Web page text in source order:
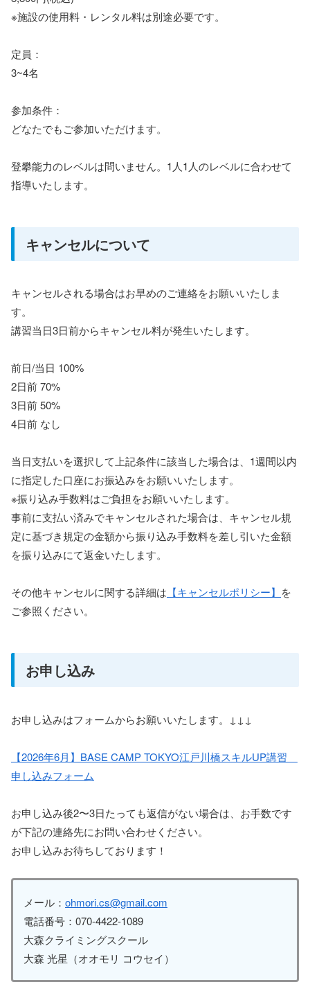
※施設の使用料・レンタル料は別途必要です。
定員：
3~4名
参加条件：
どなたでもご参加いただけます。
登攀能力のレベルは問いません。1人1人のレベルに合わせて
指導いたします。
キャンセルについて
キャンセルされる場合はお早めのご連絡をお願いいたしま
す。
講習当日3日前からキャンセル料が発生いたします。
前日/当日 100%
2日前 70%
3日前 50%
4日前 なし
当日支払いを選択して上記条件に該当した場合は、1週間以内
に指定した口座にお振込みをお願いいたします。
※振り込み手数料はご負担をお願いいたします。
事前に支払い済みでキャンセルされた場合は、キャンセル規
定に基づき規定の金額から振り込み手数料を差し引いた金額
を振り込みにて返金いたします。
その他キャンセルに関する詳細は 【キャンセルポリシー】 を
ご参照ください。
お申し込み
お申し込みはフォームからお願いいたします。↓↓↓
【2026年6月】BASE CAMP TOKYO江戸川橋スキルUP講習
申し込みフォーム
お申し込み後2〜3日たっても返信がない場合は、お手数です
が下記の連絡先にお問い合わせください。
お申し込みお待ちしております！
メール： ohmori.cs@gmail.com
電話番号：070-4422-1089
大森クライミングスクール
大森 光星（オオモリ コウセイ）